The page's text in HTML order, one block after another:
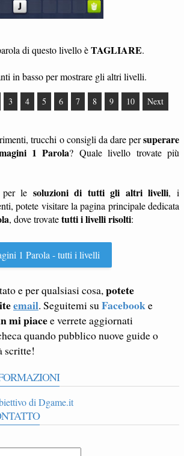
di questo livello èTAGLIARE.
in basso per mostrare gli altri livelli.
3 4 5 6 7 8 9 10 Next
trucchi o consigli da dare persuperare
1 Parola? Quale livello trovate più
le soluzioni di tutti gli altri livelli, i
potete visitare la pagina principale dedicata
, dove trovatetutti i livelli risolti:
1 Parola - tutti i livelli
e per qualsiasi cosa,potete
email. Seguitemi suFacebooke
mi piacee verrete aggiornati
quando pubblico nuove guide o
scritte!
di Dgame.it